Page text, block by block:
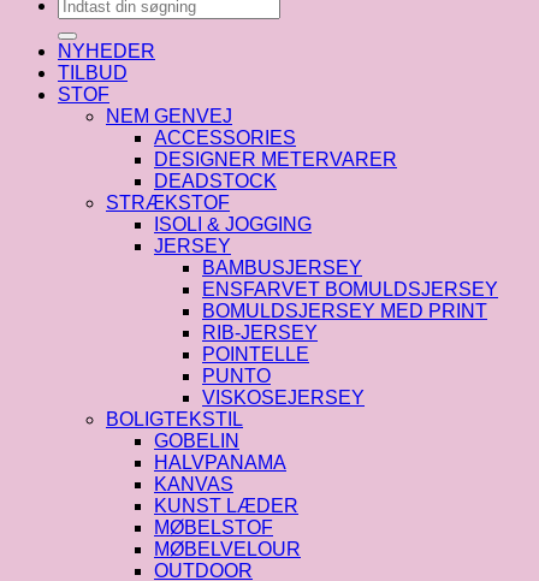
efter:
NYHEDER
TILBUD
STOF
NEM GENVEJ
ACCESSORIES
DESIGNER METERVARER
DEADSTOCK
STRÆKSTOF
ISOLI & JOGGING
JERSEY
BAMBUSJERSEY
ENSFARVET BOMULDSJERSEY
BOMULDSJERSEY MED PRINT
RIB-JERSEY
POINTELLE
PUNTO
VISKOSEJERSEY
BOLIGTEKSTIL
GOBELIN
HALVPANAMA
KANVAS
KUNST LÆDER
MØBELSTOF
MØBELVELOUR
OUTDOOR